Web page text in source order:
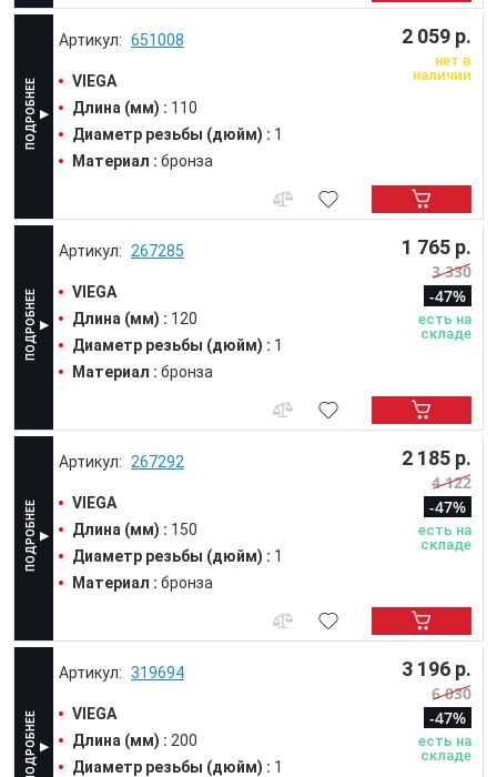
651008
VIEGA
Длина (мм) : 110
Диаметр резьбы (дюйм) : 1
Материал : бронза
2 059 р.
нет в
наличии
267285
VIEGA
Длина (мм) : 120
Диаметр резьбы (дюйм) : 1
Материал : бронза
1 765 р.
3 330
-47%
есть на
складе
267292
VIEGA
Длина (мм) : 150
Диаметр резьбы (дюйм) : 1
Материал : бронза
2 185 р.
4 122
-47%
есть на
складе
319694
VIEGA
Длина (мм) : 200
Диаметр резьбы (дюйм) : 1
3 196 р.
6 030
-47%
есть на
складе